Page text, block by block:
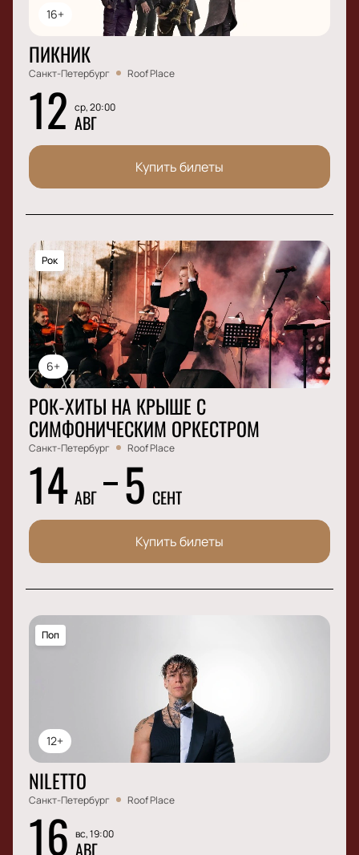
16+
ПИКНИК
Санкт-Петербург Roof Place
12 ср, 20:00
АВГ
Купить билеты
6+
Рок
РОК-ХИТЫ НА КРЫШЕ С
СИМФОНИЧЕСКИМ ОРКЕСТРОМ
Санкт-Петербург Roof Place
14 АВГ 5 СЕНТ
Купить билеты
12+
Поп
NILETTO
Санкт-Петербург Roof Place
16 вс, 19:00
АВГ